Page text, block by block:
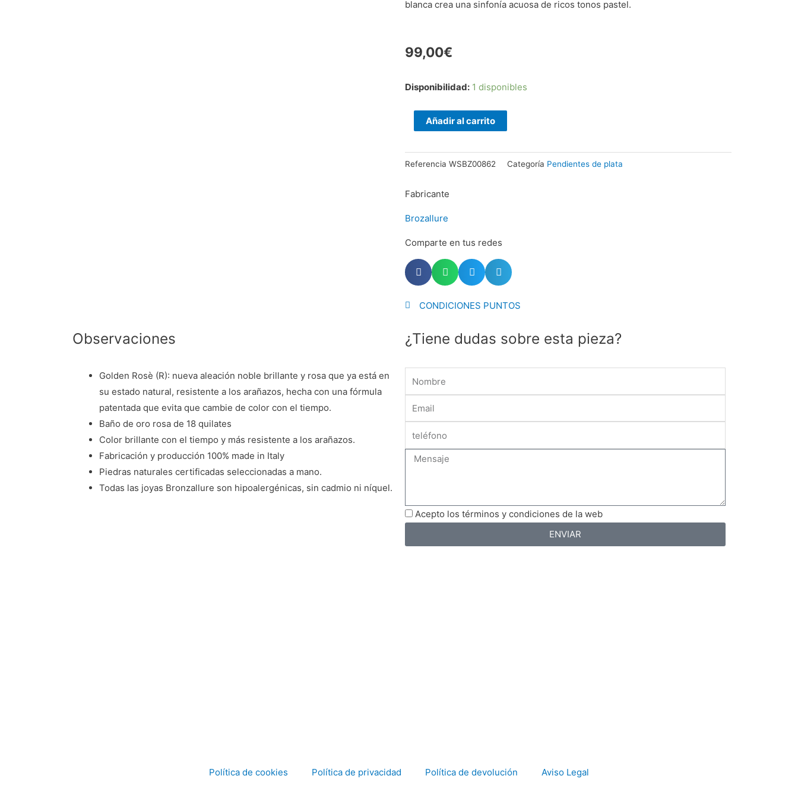
blanca crea una sinfonía acuosa de ricos tonos pastel.
99,00€
Disponibilidad: 1 disponibles
Pendientes
blanco
y
cuarcita
Añadir al carrito
Referencia WSBZ00862 Categoría Pendientes de plata
Fabricante
Brozallure
Comparte en tus redes
CONDICIONES PUNTOS
Observaciones
Golden Rosè (R): nueva aleación noble brillante y rosa que ya está en
su estado natural, resistente a los arañazos, hecha con una fórmula
patentada que evita que cambie de color con el tiempo.
Baño de oro rosa de 18 quilates
Color brillante con el tiempo y más resistente a los arañazos.
Fabricación y producción 100% made in Italy
Piedras naturales certificadas seleccionadas a mano.
Todas las joyas Bronzallure son hipoalergénicas, sin cadmio ni níquel.
¿Tiene dudas sobre esta pieza?
Email
Message
Acepto los términos y condiciones de la web
ENVIAR
Política de cookies Política de privacidad Política de devolución Aviso Legal